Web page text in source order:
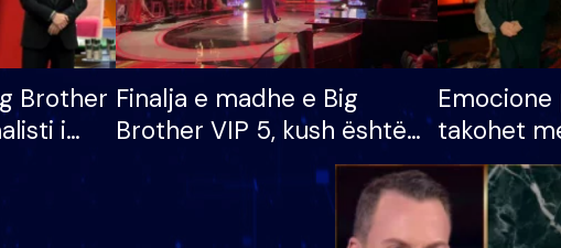
Brother
i
Finalja e madhe e Big
Brother VIP 5, kush është
banori i parë që lë shtëpinë
dhe humb mundësinë për
të fituar çmimin e madh
takohet
vajzën
S’kemi
apo jo?